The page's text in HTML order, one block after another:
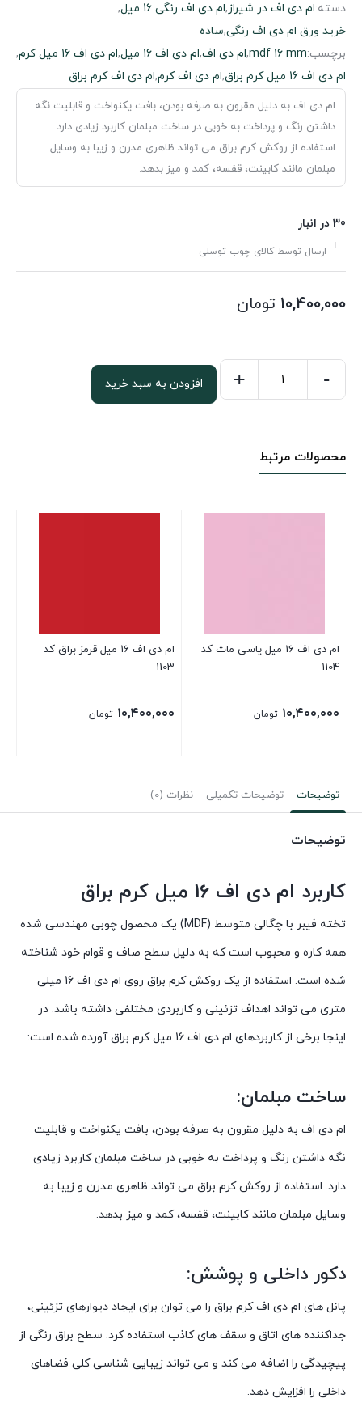
دسته:ام دی اف در شیراز,ام دی اف رنگی 16 میل
,
خرید ورق ام دی اف رنگی,ساده
برچسب:mdf 16 mm
,ام دی اف,ام دی اف 16 میل ,ام دی اف 16 میل کرم
,
ام دی اف 16 میل کرم براق
,ام دی اف کرم,ام دی اف کرم براق
ام دی اف به دلیل مقرون به صرفه بودن، بافت یکنواخت و قابلیت نگه
داشتن رنگ و پرداخت به خوبی در ساخت مبلمان کاربرد زیادی دارد.
استفاده از روکش کرم براق می تواند ظاهری مدرن و زیبا به وسایل
مبلمان مانند کابینت، قفسه، کمد و میز بدهد.
30 در انبار
ارسال توسط کالای چوب توسلی
۱۰,۴۰۰,۰۰۰ تومان
16
-
+ افزودن به سبد خرید
محصولات مرتبط
ام دی اف 16 میل یاسی مات کد
1104
۱۰,۴۰۰,۰۰۰ تومان
ام دی اف 16 میل قرمز براق کد
1103
۱۰,۴۰۰,۰۰۰ تومان
توضیحات توضیحات تکمیلی نظرات (0)
توضیحات
کاربرد ام دی اف 16 میل کرم براق
تخته فیبر با چگالی متوسط ​​(MDF) یک محصول چوبی مهندسی شده
همه کاره و محبوب است که به دلیل سطح صاف و قوام خود شناخته
شده است. استفاده از یک روکش کرم براق روی ام دی اف 16 میلی
متری می تواند اهداف تزئینی و کاربردی مختلفی داشته باشد. در
اینجا برخی از کاربردهای ام دی اف 16 میل کرم براق آورده شده است:
ساخت مبلمان:
ام دی اف به دلیل مقرون به صرفه بودن، بافت یکنواخت و قابلیت
نگه داشتن رنگ و پرداخت به خوبی در ساخت مبلمان کاربرد زیادی
دارد. استفاده از روکش کرم براق می تواند ظاهری مدرن و زیبا به
وسایل مبلمان مانند کابینت، قفسه، کمد و میز بدهد.
دکور داخلی و پوشش:
پانل های ام دی اف کرم براق را می توان برای ایجاد دیوارهای تزئینی،
جداکننده های اتاق و سقف های کاذب استفاده کرد. سطح براق رنگی از
پیچیدگی را اضافه می کند و می تواند زیبایی شناسی کلی فضاهای
داخلی را افزایش دهد.